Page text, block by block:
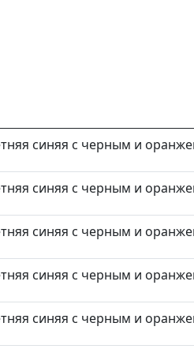
синяя с черным и
синяя с черным и
синяя с черным и
синяя с черным и
синяя с черным и